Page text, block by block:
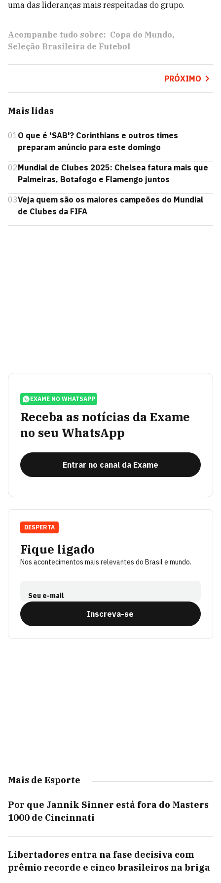
uma das lideranças mais respeitadas do grupo.
Acompanhe tudo sobre: Copa do Mundo
Seleção Brasileira de Futebol
PRÓXIMO
Mais lidas
01O que é 'SAB'? Corinthians e outros times
preparam anúncio para este domingo
02Mundial de Clubes 2025: Chelsea fatura mais que
Palmeiras, Botafogo e Flamengo juntos
03Veja quem são os maiores campeões do Mundial
de Clubes da FIFA
EXAME NO WHATSAPP
Receba as notícias da Exame
no seu WhatsApp
Entrar no canal da Exame
Fique ligado
Nos acontecimentos mais relevantes do Brasil e mundo.
Seu e-mail
Inscreva-se
DESPERTA
Mais de Esporte
Por que Jannik Sinner está fora do Masters
1000 de Cincinnati
Libertadores entra na fase decisiva com
prêmio recorde e cinco brasileiros na briga